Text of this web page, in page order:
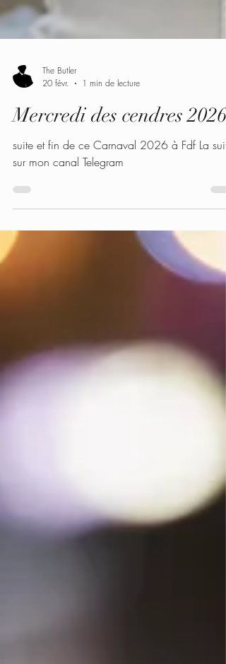
20 févr.
1 min de lecture
Mercredi des cendres 2026
suite et fin de ce Carnaval 2026 à Fdf La suite